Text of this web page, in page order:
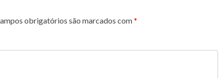
obrigatórios são marcados com*